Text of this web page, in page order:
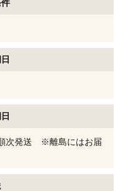
次発送 ※離島にはお届